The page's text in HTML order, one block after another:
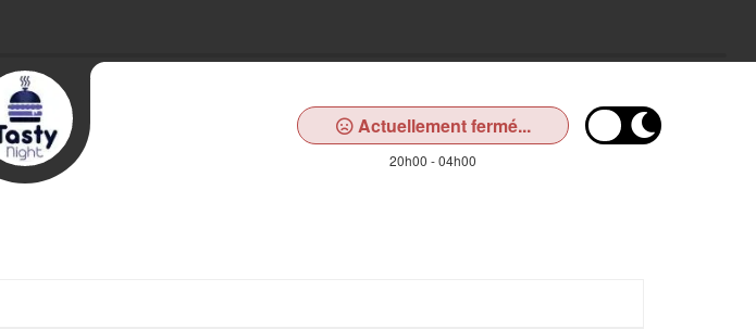
Actuellement fermé...
20h00 - 04h00